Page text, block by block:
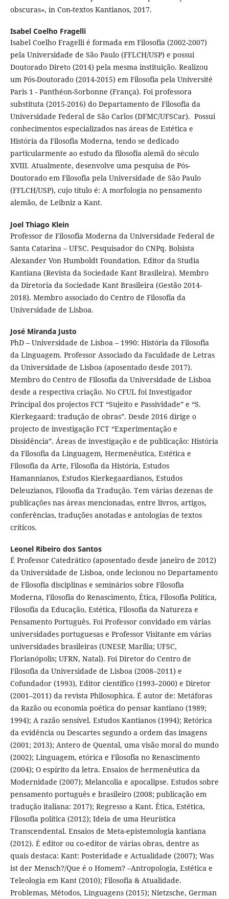
obscuras», in Con-textos Kantianos, 2017.
Isabel Coelho Fragelli
Isabel Coelho Fragelli é formada em Filosofia (2002-2007)
pela Universidade de São Paulo (FFLCH/USP) e possui
Doutorado Direto (2014) pela mesma instituição. Realizou
um Pós-Doutorado (2014-2015) em Filosofia pela Université
Paris 1 - Panthéon-Sorbonne (França). Foi professora
substituta (2015-2016) do Departamento de Filosofia da
Universidade Federal de São Carlos (DFMC/UFSCar). Possui
conhecimentos especializados nas áreas de Estética e
História da Filosofia Moderna, tendo se dedicado
particularmente ao estudo da filosofia alemã do século
XVIII. Atualmente, desenvolve uma pesquisa de Pós-
Doutorado em Filosofia pela Universidade de São Paulo
(FFLCH/USP), cujo título é: A morfologia no pensamento
alemão, de Leibniz a Kant.
Joel Thiago Klein
Professor de Filosofia Moderna da Universidade Federal de
Santa Catarina – UFSC. Pesquisador do CNPq. Bolsista
Alexander Von Humboldt Foundation. Editor da Studia
Kantiana (Revista da Sociedade Kant Brasileira). Membro
da Diretoria da Sociedade Kant Brasileira (Gestão 2014-
2018). Membro associado do Centro de Filosofia da
Universidade de Lisboa.
José Miranda Justo
PhD – Universidade de Lisboa – 1990: História da Filosofia
da Linguagem. Professor Associado da Faculdade de Letras
da Universidade de Lisboa (aposentado desde 2017).
Membro do Centro de Filosofia da Universidade de Lisboa
desde a respectiva criação. No CFUL foi Investigador
Principal dos projectos FCT “Sujeito e Passividade” e “S.
Kierkegaard: tradução de obras”. Desde 2016 dirige o
projecto de investigação FCT “Experimentação e
Dissidência”. Áreas de investigação e de publicação: História
da Filosofia da Linguagem, Hermenêutica, Estética e
Filosofia da Arte, Filosofia da História, Estudos
Hamannianos, Estudos Kierkegaardianos, Estudos
Deleuzianos, Filosofia da Tradução. Tem várias dezenas de
publicações nas áreas mencionadas, entre livros, artigos,
conferências, traduções anotadas e antologias de textos
críticos.
Leonel Ribeiro dos Santos
É Professor Catedrático (aposentado desde janeiro de 2012)
da Universidade de Lisboa, onde lecionou no Departamento
de Filosofia disciplinas e seminários sobre Filosofia
Moderna, Filosofia do Renascimento, Ética, Filosofia Política,
Filosofia da Educação, Estética, Filosofia da Natureza e
Pensamento Português. Foi Professor convidado em várias
universidades portuguesas e Professor Visitante em várias
universidades brasileiras (UNESP, Marília; UFSC,
Florianópolis; UFRN, Natal). Foi Diretor do Centro de
Filosofia da Universidade de Lisboa (2008–2011) e
Cofundador (1993), Editor científico (1993–2000) e Diretor
(2001–2011) da revista Philosophica. É autor de: Metáforas
da Razão ou economia poética do pensar kantiano (1989;
1994); A razão sensível. Estudos Kantianos (1994); Retórica
da evidência ou Descartes segundo a ordem das imagens
(2001; 2013); Antero de Quental, uma visão moral do mundo
(2002); Linguagem, etórica e Filosofia no Renascimento
(2004); O espírito da letra. Ensaios de hermenêutica da
Modernidade (2007); Melancolia e apocalipse. Estudos sobre
pensamento português e brasileiro (2008; publicação em
tradução italiana: 2017); Regresso a Kant. Ética, Estética,
Filosofia política (2012); Ideia de uma Heurística
Transcendental. Ensaios de Meta-epistemologia kantiana
(2012). É editor ou co-editor de várias obras, dentre as
quais destaca: Kant: Posteridade e Actualidade (2007); Was
ist der Mensch?/Que é o Homem? –Antropologia, Estética e
Teleologia em Kant (2010); Filosofia & Atualidade.
Problemas, Métodos, Linguagens (2015); Nietzsche, German